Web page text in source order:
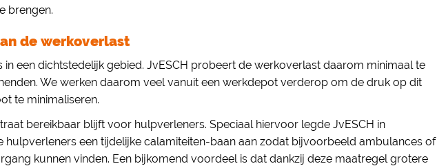
brengen.
de werkoverlast
in een dichtstedelijk gebied. JvESCH probeert de werkoverlast daarom minimaal te
We werken daarom veel vanuit een werkdepot verderop om de druk op dit
te minimaliseren.
bereikbaar blijft voor hulpverleners. Speciaal hiervoor legde JvESCH in
hulpverleners een tijdelijke calamiteiten-baan aan zodat bijvoorbeeld ambulances of
kunnen vinden. Een bijkomend voordeel is dat dankzij deze maatregel grotere